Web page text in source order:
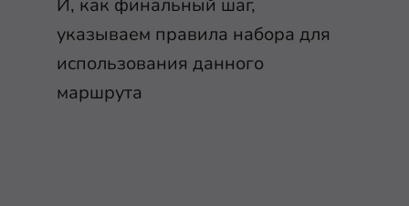
И, как финальный шаг,
указываем правила набора для
использования данного
маршрута